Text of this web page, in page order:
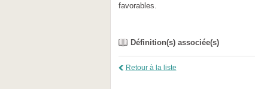
favorables.
Définition(s) associée(s)
Retour à la liste